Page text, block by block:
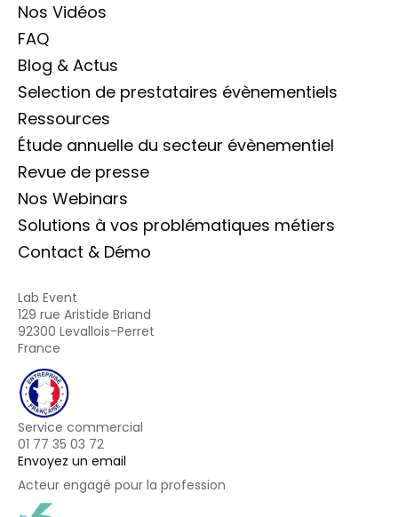
Nos Vidéos
FAQ
Blog & Actus
Selection de prestataires évènementiels
Ressources
Étude annuelle du secteur évènementiel
Revue de presse
Nos Webinars
Solutions à vos problématiques métiers
Contact & Démo
Lab Event
129 rue Aristide Briand
92300 Levallois-Perret
France
Service commercial
01 77 35 03 72
Envoyez un email
Acteur engagé pour la profession